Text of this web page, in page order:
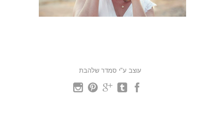
עוצב ע"י סמדר שלהבת